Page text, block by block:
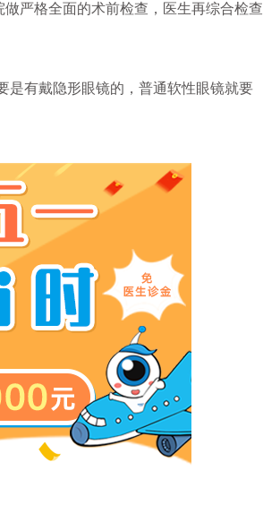
严格全面的术前检查，医生再综合检查
有戴隐形眼镜的，普通软性眼镜就要